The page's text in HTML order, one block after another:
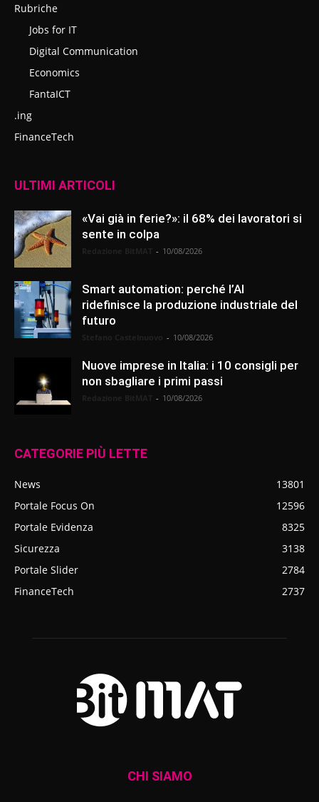
Rubriche
Jobs for IT
Digital Communication
Economics
FantaICT
.ing
FinanceTech
ULTIMI ARTICOLI
«Vai già in ferie?»: il 68% dei lavoratori si
sente in colpa
- 10/08/2026
Smart automation: perché l’AI
ridefinisce la produzione industriale del
futuro
- 10/08/2026
Nuove imprese in Italia: i 10 consigli per
non sbagliare i primi passi
- 10/08/2026
CATEGORIE PIÙ LETTE
News
13801
Portale Focus On
12596
Portale Evidenza
8325
Sicurezza
3138
Portale Slider
2784
FinanceTech
2737
CHI SIAMO